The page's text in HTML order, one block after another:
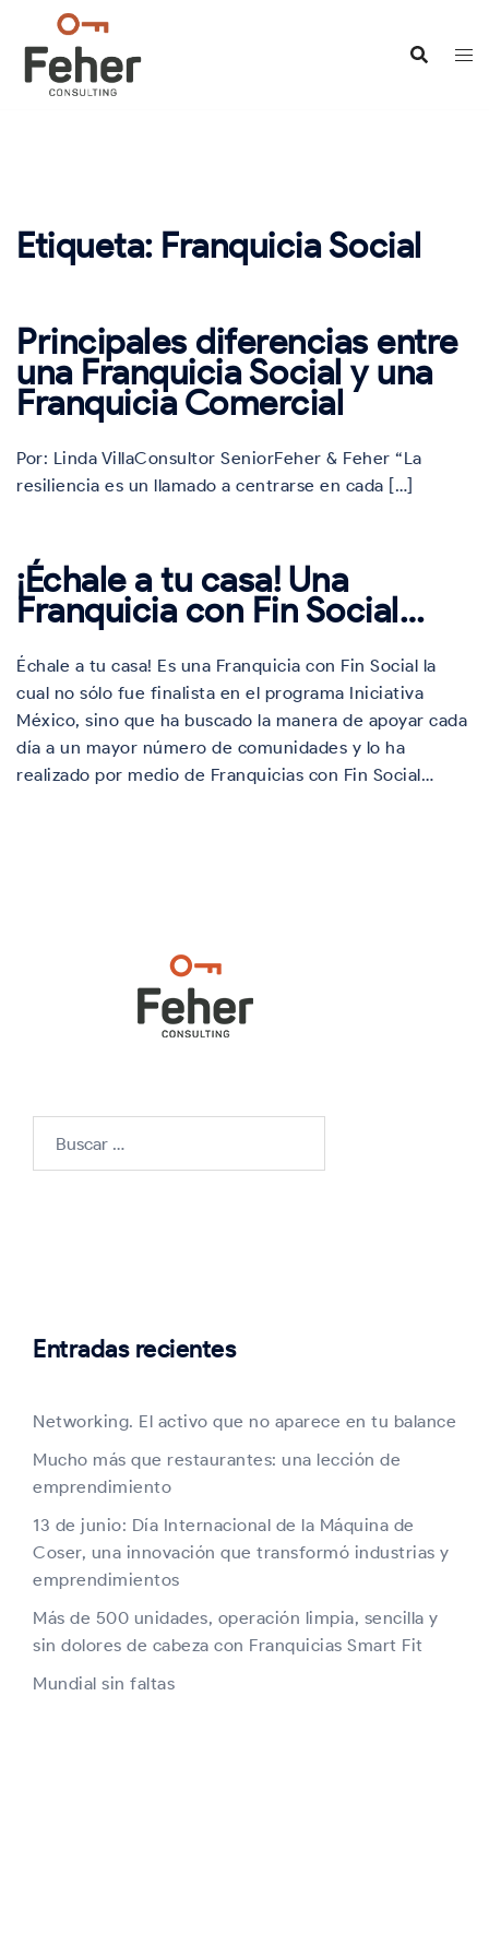
contenido
Etiqueta: Franquicia Social
Principales diferencias entre
una Franquicia Social y una
Franquicia Comercial
Por: Linda VillaConsultor SeniorFeher & Feher “La
resiliencia es un llamado a centrarse en cada […]
¡Échale a tu casa! Una
Franquicia con Fin Social…
Échale a tu casa! Es una Franquicia con Fin Social la
cual no sólo fue finalista en el programa Iniciativa
México, sino que ha buscado la manera de apoyar cada
día a un mayor número de comunidades y lo ha
realizado por medio de Franquicias con Fin Social…
Entradas recientes
Networking. El activo que no aparece en tu balance
Mucho más que restaurantes: una lección de
emprendimiento
13 de junio: Día Internacional de la Máquina de
Coser, una innovación que transformó industrias y
emprendimientos
Más de 500 unidades, operación limpia, sencilla y
sin dolores de cabeza con Franquicias Smart Fit
Mundial sin faltas